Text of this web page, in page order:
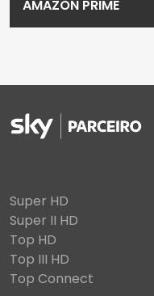
AMAZON PRIME
Super HD
Super II HD
Top HD
Top III HD
Top Connect